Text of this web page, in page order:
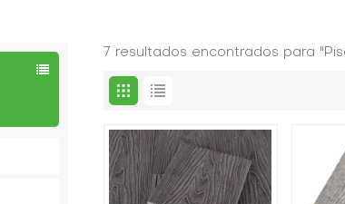
7 resultados encontrados para